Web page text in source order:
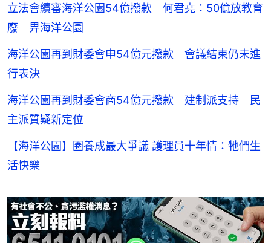
立法會續審海洋公園54億撥款 何君堯：50億放教育
廢 畀海洋公園
海洋公園再到財委會申54億元撥款 會議結束仍未進
行表決
海洋公園再到財委會商54億元撥款 建制派支持 民
主派質疑新定位
【海洋公園】圈養成最大爭議 護理員十年情：牠們生
活快樂